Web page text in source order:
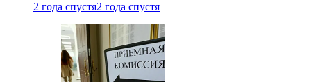
2 года спустя2 года спустя